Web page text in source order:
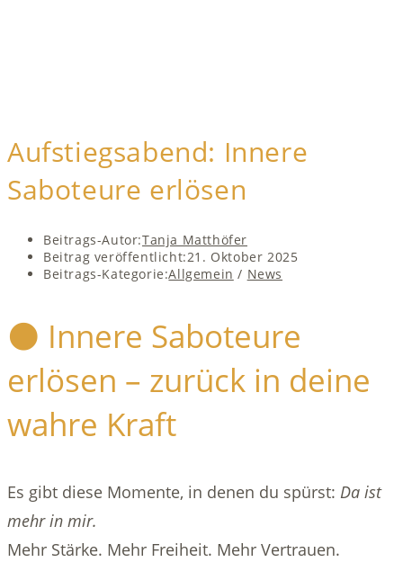
Aufstiegsabend: Innere
Saboteure erlösen
Beitrags-Autor:Tanja Matthöfer
Beitrag veröffentlicht:21. Oktober 2025
Beitrags-Kategorie:Allgemein / News
🌑 Innere Saboteure
erlösen – zurück in deine
wahre Kraft
Es gibt diese Momente, in denen du spürst: Da ist
mehr in mir.
Mehr Stärke. Mehr Freiheit. Mehr Vertrauen.